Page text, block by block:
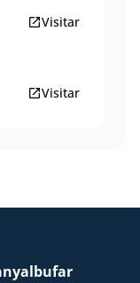
open_in_newVisitar
open_in_newVisitar